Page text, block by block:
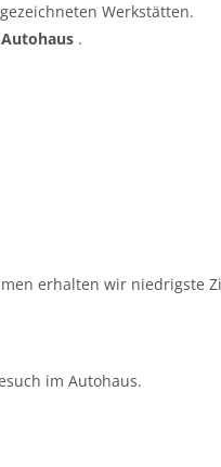
Werkstätten.
.
erhalten wir niedrigste
im Autohaus.